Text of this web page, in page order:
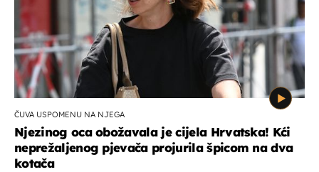
ČUVA USPOMENU NA NJEGA
Njezinog oca obožavala je cijela Hrvatska! Kći
neprežaljenog pjevača projurila špicom na dva
kotača